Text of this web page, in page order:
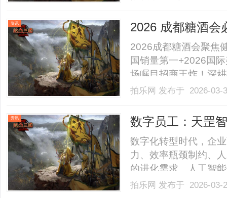
资讯
2026 成都糖酒会
国际大奖 + 全权
2026成都糖酒会聚焦
国销量第一+2026国
场瞩目招商王炸！深
领跑，从国际荣誉加
誉加冕，实力铸就行
拍乐网 发布于 2026-
资讯 数字员工：天罡
数字化转型时代，企
力、效率瓶颈制约、
的进化需求。人工智
产关系。天罡智算的
拍乐网 发布于 2026-